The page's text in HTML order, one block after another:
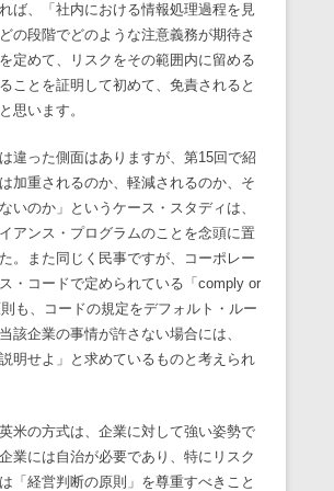
ば、「社内における情報処理過程を見
の段階でどのような注意義務が期待さ
定めて、リスクをその範囲内に留める
ことを証明して初めて、免責されると
思います。
違った側面はありますが、第15回で紹
加重されるのか、軽減されるのか、そ
いのか」というケース・スタディは、
アンス・プログラムのことを念頭に置
。また同じく民事ですが、コーポレー
・コードで定められている「comply or
も、コードの規定をデフォルト・ルー
該企業の事情が許さない場合には、
説明せよ」と求めているものと考えられ
米の方式は、企業に対して強い姿勢で
業には自治が必要であり、特にリスク
「経営判断の原則」を尊重すべきこと